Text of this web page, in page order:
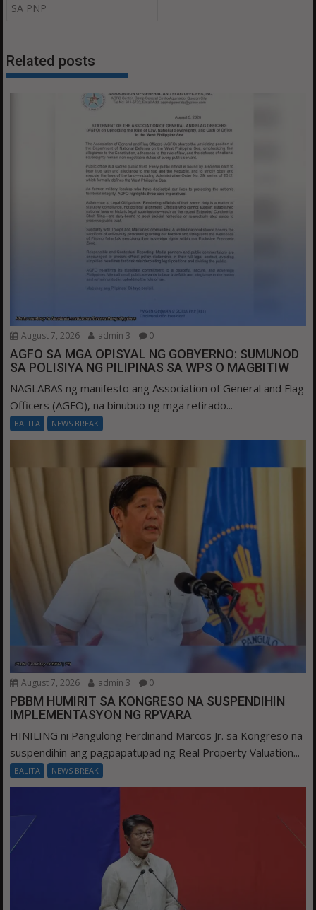
SA PNP
Related posts
August 7, 2026 admin 3 0
AGFO SA MGA OPISYAL NG GOBYERNO: SUMUNOD
SA POLISIYA NG PILIPINAS SA WPS O MAGBITIW
NAGLABAS ng manifesto ang Association of General and Flag
Officers (AGFO), na binubuo ng mga retirado...
BALITA NEWS BREAK
August 7, 2026 admin 3 0
PBBM HUMIRIT SA KONGRESO NA SUSPENDIHIN
IMPLEMENTASYON NG RPVARA
HINILING ni Pangulong Ferdinand Marcos Jr. sa Kongreso na
suspendihin ang pagpapatupad ng Real Property Valuation...
BALITA NEWS BREAK